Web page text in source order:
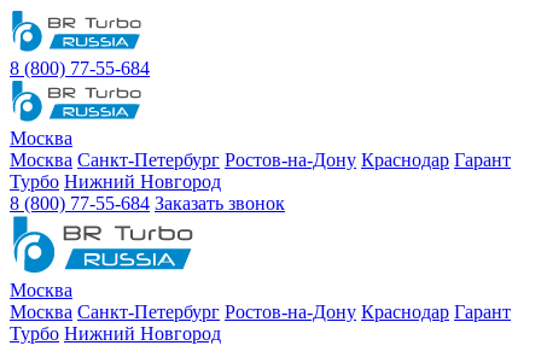
8 (800) 77-55-684
Москва
Москва Санкт-Петербург Ростов-на-Дону Краснодар Гарант
Турбо Нижний Новгород
8 (800) 77-55-684 Заказать звонок
Москва
Москва Санкт-Петербург Ростов-на-Дону Краснодар Гарант
Турбо Нижний Новгород